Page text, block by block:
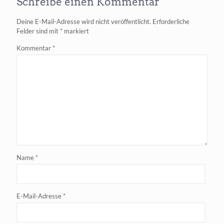
Agenten
zum
Sparpreis
Deine E-Mail-Adresse wird nicht veröffentlicht. Erforderliche
Felder sind mit * markiert
Kommentar *
Name *
E-Mail-Adresse *